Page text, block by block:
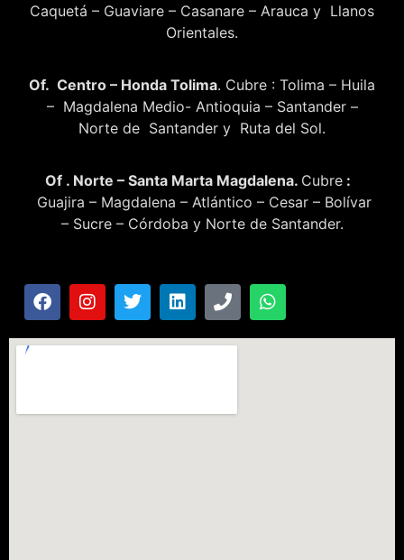
Caquetá – Guaviare – Casanare – Arauca y Llanos
Orientales.
Of. Centro – Honda Tolima. Cubre : Tolima – Huila
– Magdalena Medio- Antioquia – Santander –
Norte de Santander y Ruta del Sol.
Of . Norte – Santa Marta Magdalena. Cubre :
Guajira – Magdalena – Atlántico – Cesar – Bolívar
– Sucre – Córdoba y Norte de Santander.